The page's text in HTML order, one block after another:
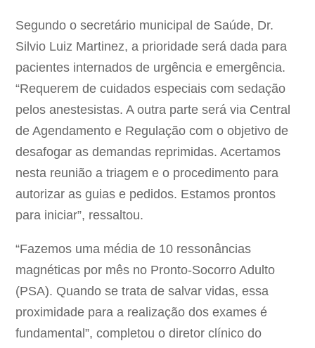
Segundo o secretário municipal de Saúde, Dr.
Silvio Luiz Martinez, a prioridade será dada para
pacientes internados de urgência e emergência.
“Requerem de cuidados especiais com sedação
pelos anestesistas. A outra parte será via Central
de Agendamento e Regulação com o objetivo de
desafogar as demandas reprimidas. Acertamos
nesta reunião a triagem e o procedimento para
autorizar as guias e pedidos. Estamos prontos
para iniciar”, ressaltou.
“Fazemos uma média de 10 ressonâncias
magnéticas por mês no Pronto-Socorro Adulto
(PSA). Quando se trata de salvar vidas, essa
proximidade para a realização dos exames é
fundamental”, completou o diretor clínico do